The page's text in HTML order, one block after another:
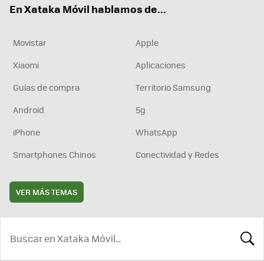
En Xataka Móvil hablamos de...
Movistar
Apple
Xiaomi
Aplicaciones
Guías de compra
Territorio Samsung
Android
5g
iPhone
WhatsApp
Smartphones Chinos
Conectividad y Redes
VER MÁS TEMAS